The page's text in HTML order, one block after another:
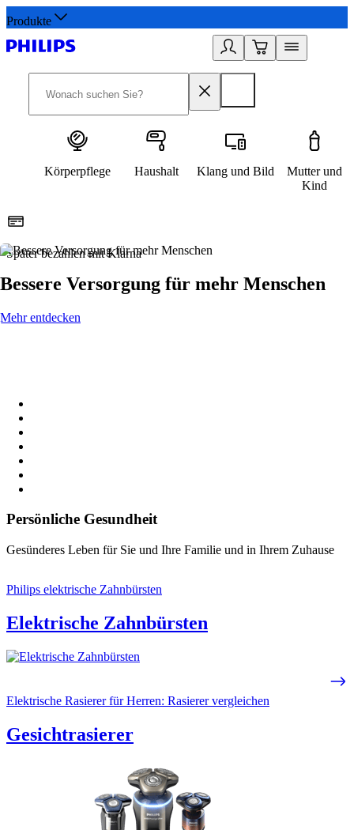
Produkte
Körperpflege Haushalt Klang und Bild
Mutter und
Kind
Später bezahlen mit Klarna
Bessere Versorgung für mehr Menschen
Mehr entdecken
Persönliche Gesundheit
Gesünderes Leben für Sie und Ihre Familie und in Ihrem Zuhause
Philips elektrische Zahnbürsten
Elektrische Zahnbürsten
Elektrische Rasierer für Herren: Rasierer vergleichen
Gesichtrasierer